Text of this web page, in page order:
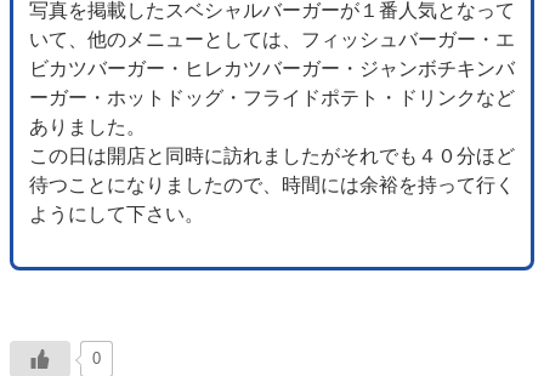
写真を掲載したスベシャルバーガーが１番人気となって
いて、他のメニューとしては、フィッシュバーガー・エ
ビカツバーガー・ヒレカツバーガー・ジャンボチキンバ
ーガー・ホットドッグ・フライドポテト・ドリンクなど
ありました。
この日は開店と同時に訪れましたがそれでも４０分ほど
待つことになりましたので、時間には余裕を持って行く
ようにして下さい。
0